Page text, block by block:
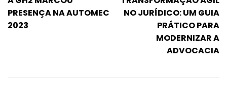
PRESENÇA NA AUTOMEC
2023
NO JURÍDICO: UM GUIA
PRÁTICO PARA
MODERNIZAR A
ADVOCACIA